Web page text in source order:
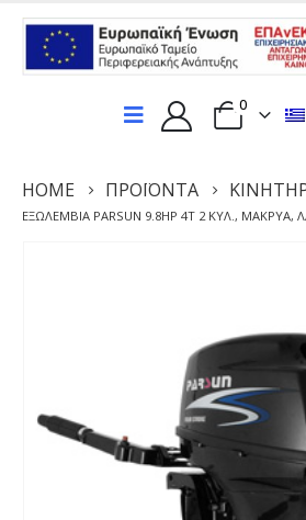
0
HOME ΠΡΟΪΌΝΤΑ
ΕΞΩΛΈΜΒΙΑ PARSUN 9.8HP 4Τ 2 ΚΥΛ.,